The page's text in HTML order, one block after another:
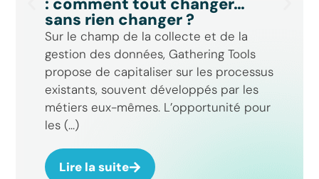
: comment tout changer…
sans rien changer ?
Sur le champ de la collecte et de la
gestion des données, Gathering Tools
propose de capitaliser sur les processus
existants, souvent développés par les
métiers eux-mêmes. L’opportunité pour
les (...)
Lire la suite